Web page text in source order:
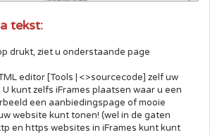
tekst:
drukt, ziet u onderstaande page
editor [Tools | <>sourcecode] zelf uw
kunt zelfs iFrames plaatsen waar u een
een aanbiedingspage of mooie
website kunt tonen! (wel in de gaten
en https websites in iFrames kunt kunt